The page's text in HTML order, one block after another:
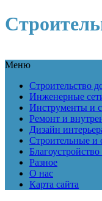
Меню
Строительство
Инженерные
Инструменты и
Ремонт и
Дизайн
Строительные и
Разное
О нас
Карта сайта